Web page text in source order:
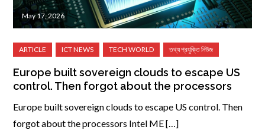
May 17, 2026
Europe built sovereign clouds to escape US
control. Then forgot about the processors
Europe built sovereign clouds to escape US control. Then
forgot about the processors Intel ME […]